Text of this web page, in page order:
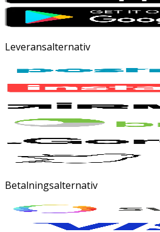
Leveransalternativ
Betalningsalternativ